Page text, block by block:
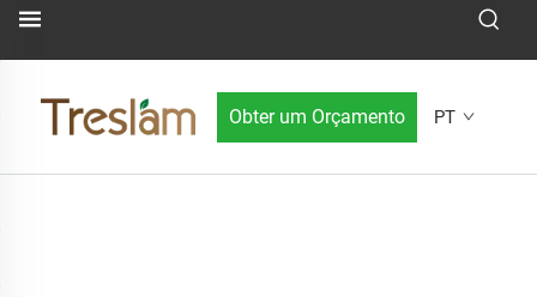
Obter um Orçamento PT